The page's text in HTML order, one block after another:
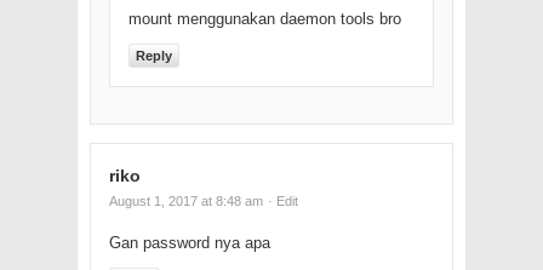
mount menggunakan daemon tools bro
Reply
riko
August 1, 2017 at 8:48 am · Edit
Gan password nya apa